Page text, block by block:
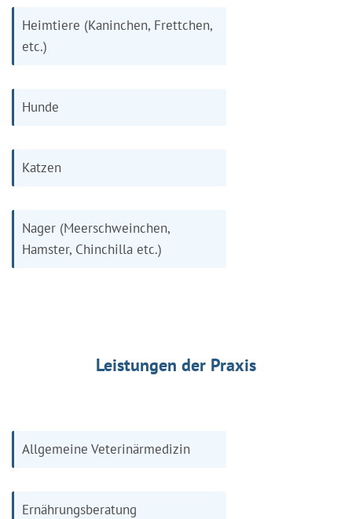
Heimtiere (Kaninchen, Frettchen,
etc.)
Hunde
Katzen
Nager (Meerschweinchen,
Hamster, Chinchilla etc.)
Leistungen der Praxis
Allgemeine Veterinärmedizin
Ernährungsberatung